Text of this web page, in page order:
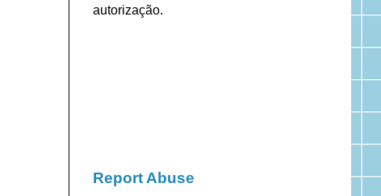
autorização.
Report Abuse